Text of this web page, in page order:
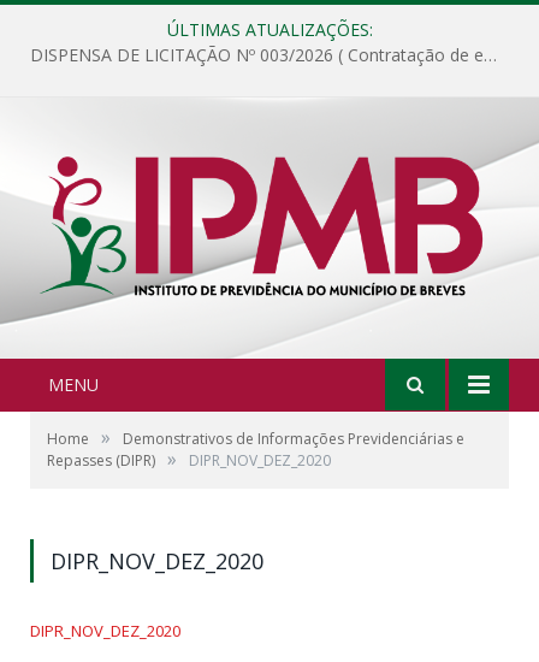
ÚLTIMAS ATUALIZAÇÕES:
DISPENSA DE LICITAÇÃO Nº 003/2026 ( Contratação de empresa para fornecimento de gêneros alimentícios não perecíveis, materiais de expediente, descartáveis, copa e cozinha, para análise e posterior publicação.)
MENU
Home »
Demonstrativos de Informações Previdenciárias e
Repasses (DIPR) » DIPR_NOV_DEZ_2020
DIPR_NOV_DEZ_2020
DIPR_NOV_DEZ_2020